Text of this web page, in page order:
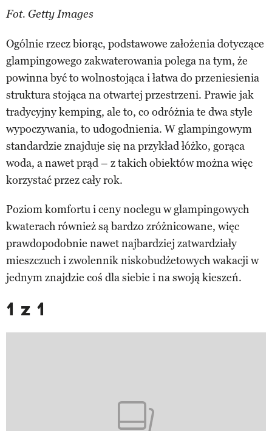
Fot. Getty Images
Ogólnie rzecz biorąc, podstawowe założenia dotyczące
glampingowego zakwaterowania polega na tym, że
powinna być to wolnostojąca i łatwa do przeniesienia
struktura stojąca na otwartej przestrzeni. Prawie jak
tradycyjny kemping, ale to, co odróżnia te dwa style
wypoczywania, to udogodnienia. W glampingowym
standardzie znajduje się na przykład łóżko, gorąca
woda, a nawet prąd – z takich obiektów można więc
korzystać przez cały rok.
Poziom komfortu i ceny noclegu w glampingowych
kwaterach również są bardzo zróżnicowane, więc
prawdopodobnie nawet najbardziej zatwardziały
mieszczuch i zwolennik niskobudżetowych wakacji w
jednym znajdzie coś dla siebie i na swoją kieszeń.
1 z 1